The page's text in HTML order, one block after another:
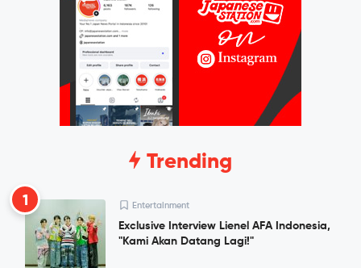
Trending
1 Entertainment
Exclusive Interview Lienel AFA Indonesia,
"Kami Akan Datang Lagi!"